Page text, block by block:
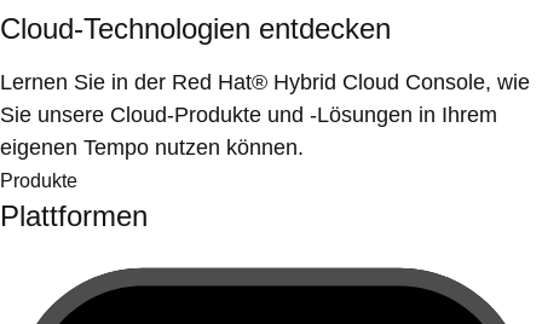
Cloud-Technologien entdecken
Lernen Sie in der Red Hat® Hybrid Cloud Console, wie
Sie unsere Cloud-Produkte und -Lösungen in Ihrem
eigenen Tempo nutzen können.
Produkte
Plattformen